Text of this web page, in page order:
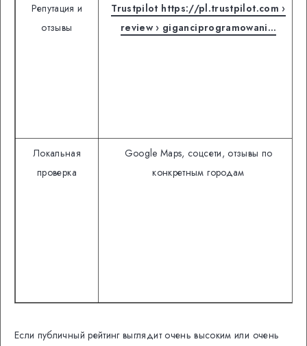
Репутация и
отзывы
Trustpilot https://pl.trustpilot.com ›
review › giganciprogramowani…
Локальная
проверка
Google Maps, соцсети, отзывы по
конкретным городам
Если публичный рейтинг выглядит очень высоким или очень